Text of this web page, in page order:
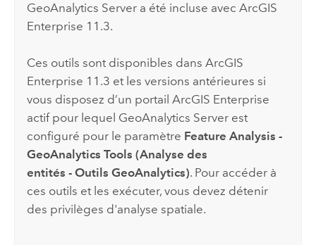
GeoAnalytics Server a été incluse avecArcGIS
Enterprise 11.3.
Ces outils sont disponibles dansArcGIS
Enterprise 11.3 et les versions antérieures si
vous disposez d’un portailArcGIS Enterprise
actif pour lequel GeoAnalytics Server est
configuré pour le paramètre Feature Analysis -
GeoAnalytics Tools (Analyse des
entités - Outils GeoAnalytics). Pour accéder à
ces outils et les exécuter, vous devez détenir
des privilèges d'analyse spatiale.